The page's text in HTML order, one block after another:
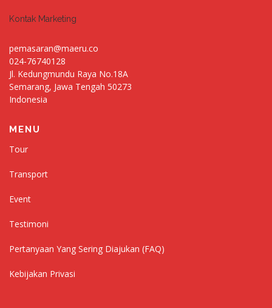
Kontak Marketing
pemasaran@maeru.co
024-76740128
Jl. Kedungmundu Raya No.18A
Semarang, Jawa Tengah 50273
Indonesia
MENU
Tour
Transport
Event
Testimoni
Pertanyaan Yang Sering Diajukan (FAQ)
Kebijakan Privasi